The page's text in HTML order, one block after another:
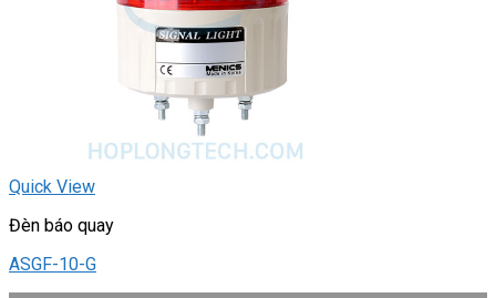
Quick View
Đèn báo quay
ASGF-10-G